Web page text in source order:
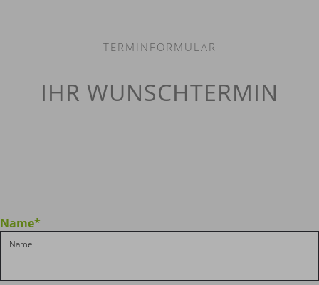
TERMINFORMULAR
IHR WUNSCHTERMIN
Name*